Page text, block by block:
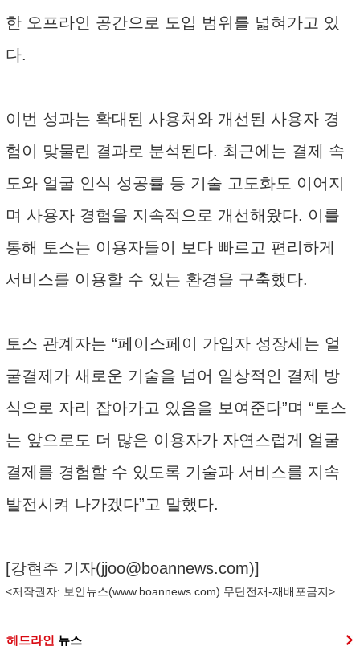
한 오프라인 공간으로 도입 범위를 넓혀가고 있
다.
이번 성과는 확대된 사용처와 개선된 사용자 경
험이 맞물린 결과로 분석된다. 최근에는 결제 속
도와 얼굴 인식 성공률 등 기술 고도화도 이어지
며 사용자 경험을 지속적으로 개선해왔다. 이를
통해 토스는 이용자들이 보다 빠르고 편리하게
서비스를 이용할 수 있는 환경을 구축했다.
토스 관계자는 “페이스페이 가입자 성장세는 얼
굴결제가 새로운 기술을 넘어 일상적인 결제 방
식으로 자리 잡아가고 있음을 보여준다”며 “토스
는 앞으로도 더 많은 이용자가 자연스럽게 얼굴
결제를 경험할 수 있도록 기술과 서비스를 지속
발전시켜 나가겠다”고 말했다.
[강현주 기자(jjoo@boannews.com)]
<저작권자: 보안뉴스(www.boannews.com) 무단전재-재배포금지>
헤드라인 뉴스